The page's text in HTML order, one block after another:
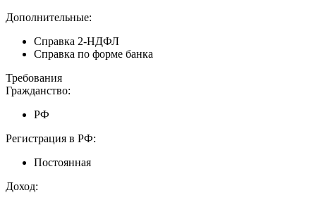
Дополнительные:
Справка 2-НДФЛ
Справка по форме банка
Требования
Гражданство:
РФ
Регистрация в РФ:
Постоянная
Доход: